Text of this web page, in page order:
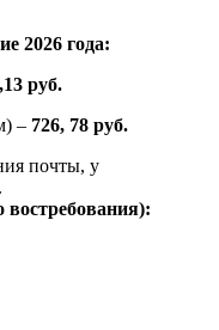
2026 года:
руб.
– 726, 78 руб.
почты, у
востребования):